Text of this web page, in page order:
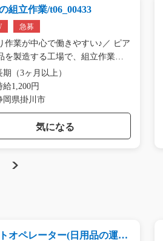
組立作業/t06_00433
急募
作業が中心で働きやすい♪／ ピア
を製造する工場で、組立作業…
期（3ヶ月以上）
給1,200円
岡県掛川市
気になる
Next
オペレーター(日用品の運